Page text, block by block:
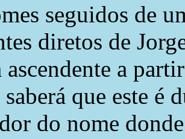
seguidos de
diretos de
a
que este é
do nome